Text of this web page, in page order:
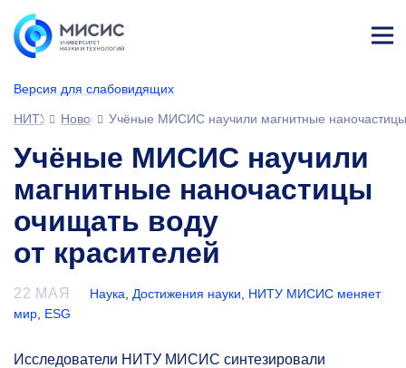
Версия для слабовидящих
ине
НИТУ МИСИС
НовостиУчёные МИСИС научили магнитные наночастицы
Учёные МИСИС научили
магнитные наночастицы
очищать воду
от красителей
22 МАЯ Наука Достижения науки
НИТУ МИСИС меняет
мир ESG
Исследователи НИТУ МИСИС синтезировали